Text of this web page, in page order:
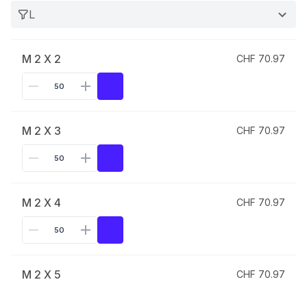
L
M 2 X 2 CHF 70.97
M 2 X 3 CHF 70.97
M 2 X 4 CHF 70.97
M 2 X 5 CHF 70.97